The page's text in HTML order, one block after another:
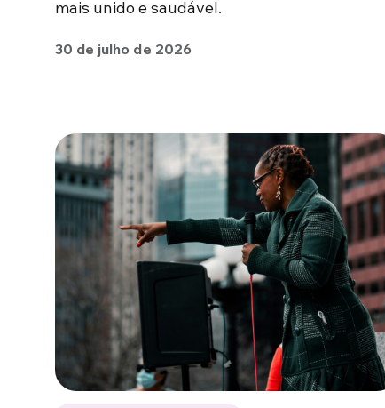
mais unido e saudável.
30 de julho de 2026